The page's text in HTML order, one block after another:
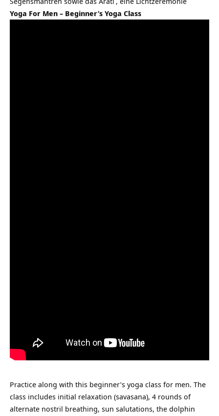
Yoga For Men – Beginner’s Yoga Class
Practice along with this beginner’s yoga class for men. The
class includes initial relaxation (savasana), 4 rounds of
alternate nostril breathing, sun salutations, the dolphin